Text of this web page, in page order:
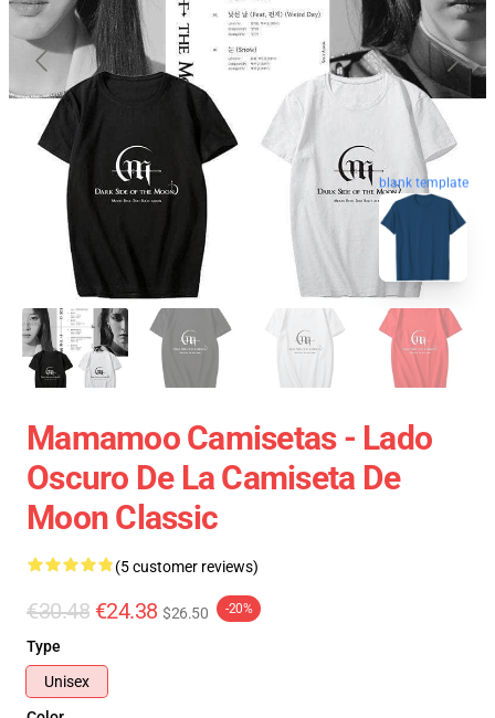
blank template
Mamamoo Camisetas - Lado
Oscuro De La Camiseta De
Moon Classic
(5 customer reviews)
€30.48 €24.38 $26.50 -20%
Type
Unisex